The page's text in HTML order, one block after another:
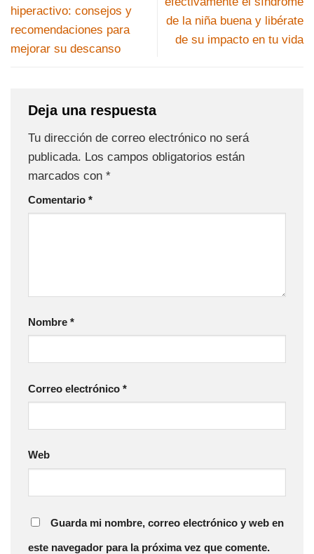
hiperactivo: consejos y
recomendaciones para
mejorar su descanso
de la niña buena y libérate
de su impacto en tu vida
Deja una respuesta
Tu dirección de correo electrónico no será
publicada. Los campos obligatorios están
marcados con *
Comentario *
Nombre *
Correo electrónico *
Web
Guarda mi nombre, correo electrónico y web en
este navegador para la próxima vez que comente.